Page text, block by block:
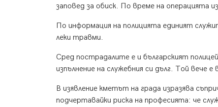
заповед за обиск. По време на операцията
По информация на полицията единият
леки травми.
Сред пострадалите е и българският
изпълнение на служебния си дълг. Той вече
В изявление кметът на града изразява
подчертавайки риска на професията: че